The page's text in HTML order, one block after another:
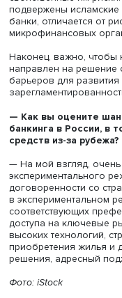
которые
кредитных сделках.
— С какими
идеи
— Во-первых,
новой финансовой
отвечала
потенциальных
инвесторов.
На этапе
реализацию
участников, чтобы
различных видов
эффективность
деятельности. Это
инвестиционные и